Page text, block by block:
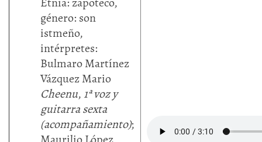
género: son
istmeño,
intérpretes:
Bulmaro Martínez
Vázquez Mario
Cheenu, 1ª voz y
guitarra sexta
(acompañamiento);